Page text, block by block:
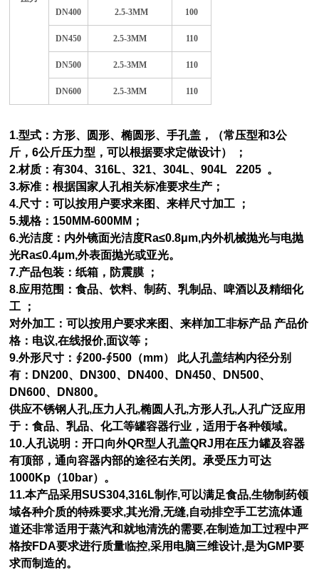
DN400
2.5-3MM 100
DN450 2.5-3MM 110
DN500 2.5-3MM 110
DN600 2.5-3MM 110
1.型式：方形、圆形、椭圆形、手孔盖，（常压型和3公
斤，6公斤压力型，可以根据要求定做设计） ；
2.材质：有304、316L、321、304L、904L 2205 。
3.标准：根据国家人孔相关标准要求生产；
4.尺寸：可以按用户要求来图、来样尺寸加工 ；
5.规格：150MM-600MM；
6.光洁度：内外镜面光洁度Ra≤0.8μm,内外机械抛光与电抛
光Ra≤0.4μm,外表面抛光或亚光。
7.产品包装：纸箱，防震膜 ；
8.应用范围：食品、饮料、制药、乳制品、啤酒以及精细化
工 ；
对外加工：可以按用户要求来图、来样加工非标产品 产品价
格：电议,在线报价,面议等；
9.外形尺寸：∮200-∮500（mm） 此人孔盖结构内径分别
有：DN200、DN300、DN400、DN450、DN500、
DN600、DN800。
供应不锈钢人孔,压力人孔,椭圆人孔,方形人孔,人孔广泛应用
于：食品、乳品、化工等罐容器行业，适用于各种领域。
10.人孔说明：开口向外QR型人孔盖QRJ用在压力罐及容器
有顶部，通向容器内部的途径右关闭。承受压力可达
1000Kp（10bar）。
11.本产品采用SUS304,316L制作,可以满足食品,生物制药领
域各种介质的特殊要求,其光滑,无缝,自动排空手工艺流体通
道还非常适用于蒸汽和就地清洗的需要,在制造加工过程中严
格按FDA要求进行质量临控,采用电脑三维设计,是为GMP要
求而制造的。